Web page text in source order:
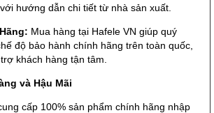
hướng dẫn chi tiết từ nhà sản xuất.
Mua hàng tại Hafele VN giúp quý
độ bảo hành chính hãng trên toàn quốc,
khách hàng tận tâm.
và Hậu Mãi
cấp 100% sản phẩm chính hãng nhập